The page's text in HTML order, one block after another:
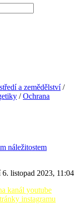
a zemědělství/
/Ochrana
náležitostem
6. listopad 2023, 11:04